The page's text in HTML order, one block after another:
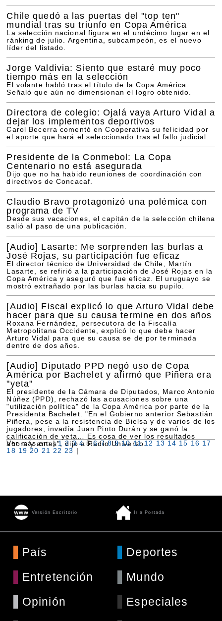
Chile quedó a las puertas del "top ten"
mundial tras su triunfo en Copa América
La selección nacional figura en el undécimo lugar en el
ránking de julio. Argentina, subcampeón, es el nuevo
líder del listado.
Jorge Valdivia: Siento que estaré muy poco
tiempo más en la selección
El volante habló tras el título de la Copa América.
Señaló que aún no dimensionan el logro obtenido.
Directora de colegio: Ojalá vaya Arturo Vidal a
dejar los implementos deportivos
Carol Becerra comentó en Cooperativa su felicidad por
el aporte que hará el seleccionado tras el fallo judicial.
Presidente de la Conmebol: La Copa
Centenario no está asegurada
Dijo que no ha habido reuniones de coordinación con
directivos de Concacaf.
Claudio Bravo protagonizó una polémica con
programa de TV
Desde sus vacaciones, el capitán de la selección chilena
salió al paso de una publicación.
[Audio] Lasarte: Me sorprenden las burlas a
José Rojas, su participación fue eficaz
El director técnico de Universidad de Chile, Martín
Lasarte, se refirió a la participación de José Rojas en la
Copa América y aseguró que fue eficaz. El uruguayo se
mostró extrañado por las burlas hacia su pupilo.
[Audio] Fiscal explicó lo que Arturo Vidal debe
hacer para que su causa termine en dos años
Roxana Fernández, persecutora de la Fiscalía
Metropolitana Occidente, explicó lo que debe hacer
Arturo Vidal para que su causa se de por terminada
dentro de dos años.
[Audio] Diputado PPD negó uso de Copa
América por Bachelet y afirmó que Piñera era
"yeta"
El presidente de la Cámara de Diputados, Marco Antonio
Núñez (PPD), rechazó las acusaciones sobre una
"utilización política" de la Copa América por parte de la
Presidenta Bachelet. "En el Gobierno anterior Sebastián
Piñera, pese a la resistencia de Bielsa y de varios de los
jugadores, invadía Juan Pinto Durán y se ganó la
calificación de yeta… Es cosa de ver los resultados
ahora y antes", dijo a Radio Universo.
Ver más en: |1 2 3 4 5 6 7 8 9 10 11 12 13 14 15 16 17
18 19 20 21 22 23
Versión Escritorio Ir a Portada
País
Deportes
Entretención
Mundo
Opinión
Especiales